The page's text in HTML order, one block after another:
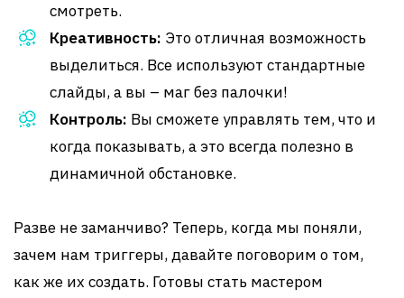
смотреть.
Креативность: Это отличная возможность
выделиться. Все используют стандартные
слайды, а вы – маг без палочки!
Контроль: Вы сможете управлять тем, что и
когда показывать, а это всегда полезно в
динамичной обстановке.
Разве не заманчиво? Теперь, когда мы поняли,
зачем нам триггеры, давайте поговорим о том,
как же их создать. Готовы стать мастером